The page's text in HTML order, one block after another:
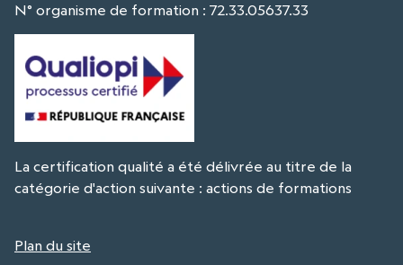
N° organisme de formation : 72.33.05637.33
La certification qualité a été délivrée au titre de la
catégorie d'action suivante : actions de formations
Plan du site